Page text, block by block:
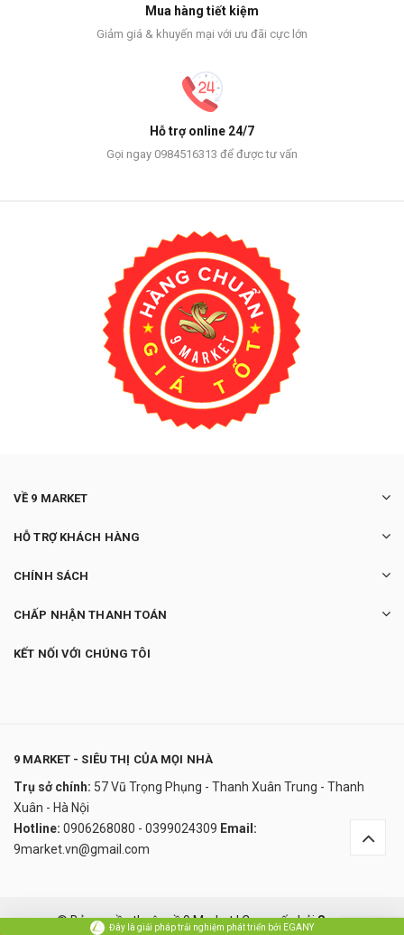
Mua hàng tiết kiệm
Giảm giá & khuyến mại với ưu đãi cực lớn
Hỗ trợ online 24/7
Gọi ngay 0984516313 để được tư vấn
VỀ 9 MARKET
HỖ TRỢ KHÁCH HÀNG
CHÍNH SÁCH
CHẤP NHẬN THANH TOÁN
KẾT NỐI VỚI CHÚNG TÔI
9 MARKET - SIÊU THỊ CỦA MỌI NHÀ
Trụ sở chính: 57 Vũ Trọng Phụng - Thanh Xuân Trung - Thanh
Xuân - Hà Nội
Hotline: 0906268080 - 0399024309 Email:
9market.vn@gmail.com
© Bản quyền thuộc về 9 Market|Cung cấp bởiSapo
Đây là giải pháp trải nghiệm phát triển bởi EGANY